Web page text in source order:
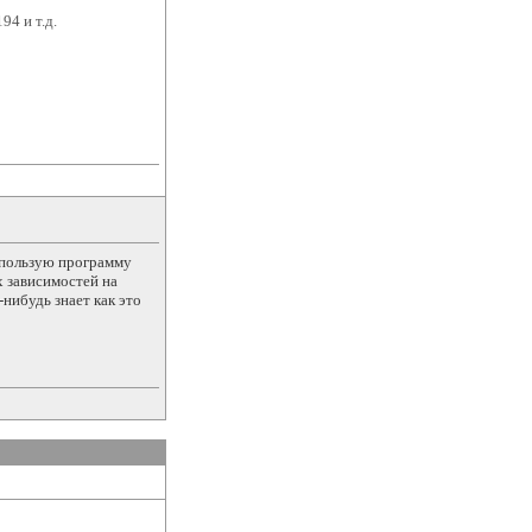
и т.д.
программу
на
знает как это